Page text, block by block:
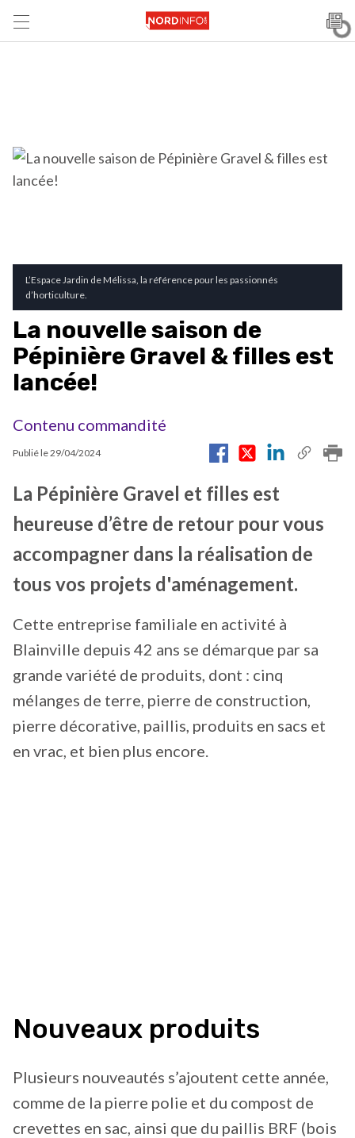
L’Espace Jardin de Mélissa, la référence pour les passionnés
d’horticulture.
La nouvelle saison de
Pépinière Gravel & filles est
lancée!
Contenu commandité
Publié le29/04/2024
La Pépinière Gravel et filles est
heureuse d’être de retour pour vous
accompagner dans la réalisation de
tous vos projets d'aménagement.
Cette entreprise familiale en activité à
Blainville depuis 42 ans se démarque par sa
grande variété de produits, dont : cinq
mélanges de terre, pierre de construction,
pierre décorative, paillis, produits en sacs et
en vrac, et bien plus encore.
Nouveaux produits
Plusieurs nouveautés s’ajoutent cette année,
comme de la pierre polie et du compost de
crevettes en sac, ainsi que du paillis BRF (bois